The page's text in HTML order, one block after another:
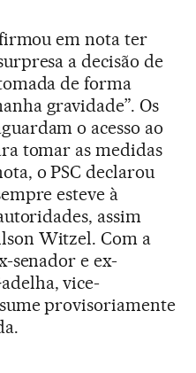
em nota ter
a decisão de
de forma
gravidade”. Os
o acesso ao
tomar as medidas
o PSC declarou
esteve à
assim
Witzel. Com a
senador e ex-
vice-
provisoriamente